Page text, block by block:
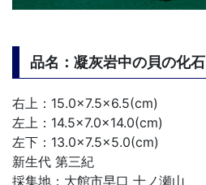
品名：凝灰岩中の貝の化石
右上：15.0×7.5×6.5(cm)
左上：14.5×7.0×14.0(cm)
左下：13.0×7.5×5.0(cm)
新生代 第三紀
採集地：大館市早口 十ノ瀬山